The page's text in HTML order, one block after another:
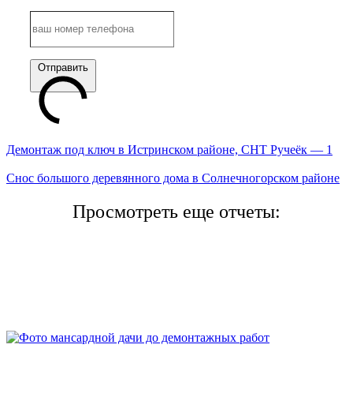
Отправить
Демонтаж под ключ в Истринском районе, СНТ Ручеёк — 1
Снос большого деревянного дома в Солнечногорском районе
Просмотреть еще отчеты: